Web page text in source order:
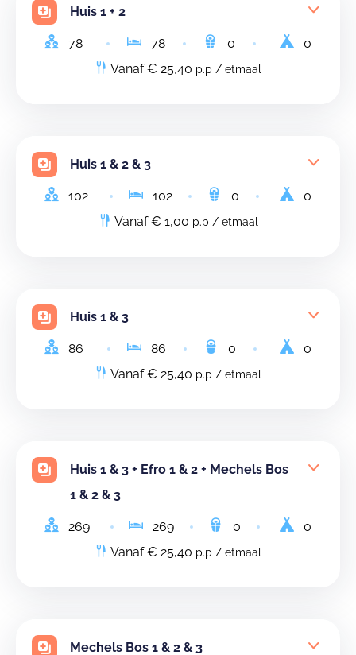
Huis 1 + 2
78 78 0
0
Vanaf € 25,40 p.p / etmaal
Huis 1 & 2 & 3
102 102 0
0
Vanaf € 1,00 p.p / etmaal
Huis 1 & 3
86 86 0
0
Vanaf € 25,40 p.p / etmaal
Huis 1 & 3 + Efro 1 & 2 + Mechels Bos
1 & 2 & 3
269 269 0
0
Vanaf € 25,40 p.p / etmaal
Mechels Bos 1 & 2 & 3